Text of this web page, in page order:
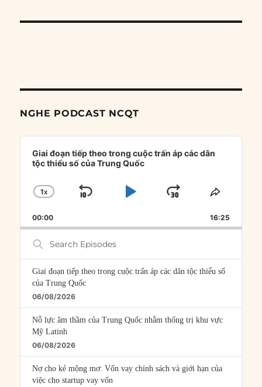
NGHE PODCAST NCQT
Audio
Player
Giai đoạn tiếp theo trong cuộc trấn áp các dân
tộc thiểu số của Trung Quốc
CHANGE
RATE
1X
SKIP
PLAYJUMP
FORWARD
SHARE
00:00 16:25
Search
Episodes
Giai đoạn tiếp theo trong cuộc trấn áp các dân tộc thiểu số
của Trung Quốc
06/08/2026
Nỗ lực âm thầm của Trung Quốc nhằm thống trị khu vực
Mỹ Latinh
06/08/2026
Nợ cho kẻ mộng mơ: Vốn vay chính sách và giới hạn của
việc cho startup vay vốn